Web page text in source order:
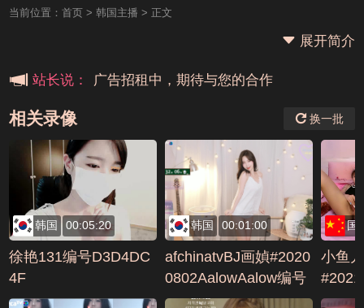
当前位置： 首页> 韩国主播 > 正文
展开简介
站长说： 广告招租中，期待与您的合作
相关录像 换一批
韩国 00:05:20
徐艳131编号D3D4DC
4F
韩国 00:01:00
afchinatvBJ画媜#2020
0802AalowAalow编号
42BB5DE
国
小鱼
C28